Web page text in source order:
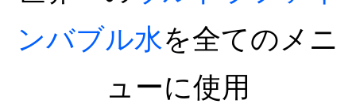
ンバブル水を全てのメ ニ
ュ ーに使用